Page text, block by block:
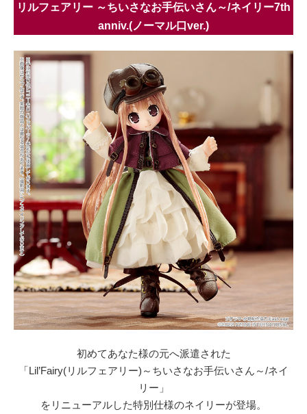
リルフェアリー ～ちいさなお手伝いさん～/ネイリー7th
anniv.(ノーマル口ver.)
初めてあなた様の元へ派遣された
「Lil’Fairy(リルフェアリー)～ちいさなお手伝いさん～/ネイ
リー」
をリニューアルした特別仕様のネイリーが登場。